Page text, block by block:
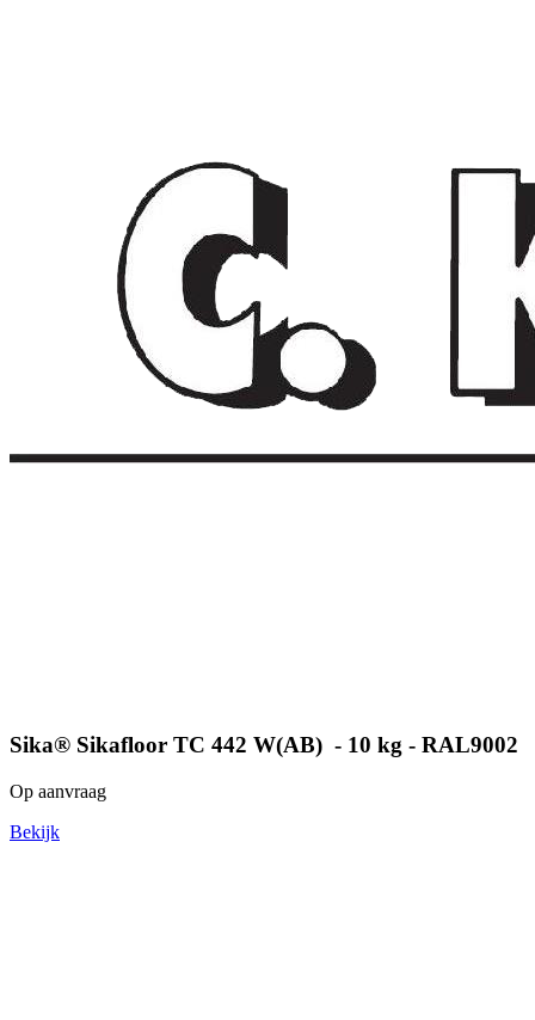
Sika® Sikafloor TC 442 W(AB) - 10 kg - RAL9002
Op aanvraag
Bekijk